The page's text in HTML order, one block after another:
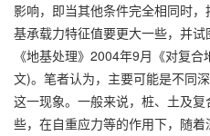
影响，即当其他条件完全相同时
基承载力特征值要更大一些，并
《地基处理》2004年9月《对复
文)。笔者认为，主要可能是不同
这一现象。一般来说，桩、土及
些，在自重应力等的作用下，随